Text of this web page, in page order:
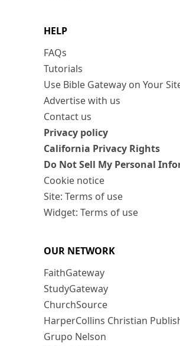
HELP
FAQs
Tutorials
Use Bible Gateway on Your
Advertise with us
Contact us
Privacy policy
California Privacy Rights
Do Not Sell My Personal
Cookie notice
Site: Terms of use
Widget: Terms of use
OUR NETWORK
FaithGateway
StudyGateway
ChurchSource
HarperCollins Christian
Grupo Nelson